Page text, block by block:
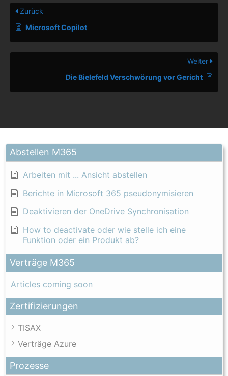
Abstellen M365
Arbeiten mit ... Ansicht abstellen
Berichte in Microsoft 365 pseudonymisieren
Deaktivieren der OneDrive Synchronisation
How to deactivate oder wie stelle ich eine
Funktion oder ein Produkt ab?
Verträge M365
Articles coming soon
Zertifizierungen
TISAX
Verträge Azure
Prozesse
Zurück
Microsoft Copilot
Weiter
Die Bielefeld Verschwörung vor Gericht